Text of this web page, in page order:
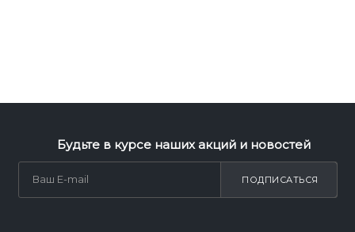
Будьте в курсе наших акций и новостей
ПОДПИСАТЬСЯ